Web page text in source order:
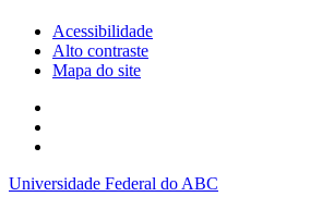
Acessibilidade
Alto contraste
Mapa do site
Universidade Federal do ABC